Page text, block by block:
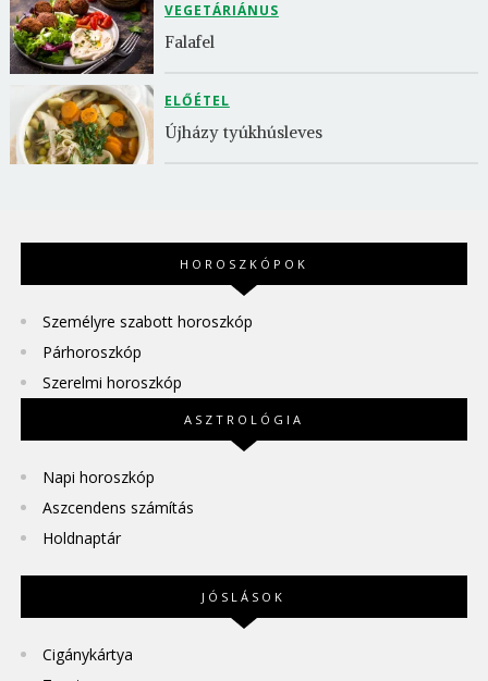
VEGETÁRIÁNUS
Falafel
ELŐÉTEL
Újházy tyúkhúsleves
HOROSZKÓPOK
Személyre szabott horoszkóp
Párhoroszkóp
Szerelmi horoszkóp
ASZTROLÓGIA
Napi horoszkóp
Aszcendens számítás
Holdnaptár
JÓSLÁSOK
Cigánykártya